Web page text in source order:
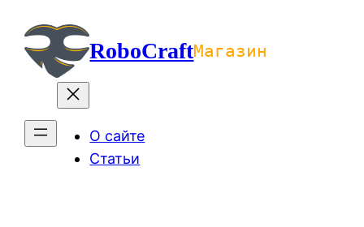
содержимомуRoboCraftМагазин
О сайте
Статьи